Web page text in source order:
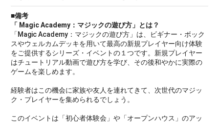
■備考
「 Magic Academy：マジックの遊び方」とは？
「Magic Academy：マジックの遊び方」は、ビギナー・ボック
スやウェルカムデッキを用いて最高の新規プレイヤー向け体験
をご提供するシリーズ・イベントの１つです。新規プレイヤー
はチュートリアル動画で遊び方を学び、その後和やかに実際の
ゲームを楽しめます。
経験者はこの機会に家族や友人を連れてきて、次世代のマジッ
ク・プレイヤーを集められるでしょう。
このイベントは「初心者体験会」や「オープンハウス」のアッ